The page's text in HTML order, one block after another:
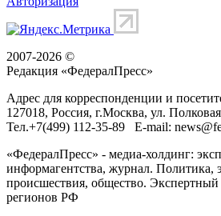
2007-2026 ©
Редакция «ФедералПресс»
Адрес для корреспонденции и
127018, Россия, г.Москва, ул.
Тел.+7(499) 112-35-89 E-mail:
«ФедералПресс» - медиа-холдинг:
информагентства, журнал. Политика,
происшествия, общество. Экспертный
регионов РФ